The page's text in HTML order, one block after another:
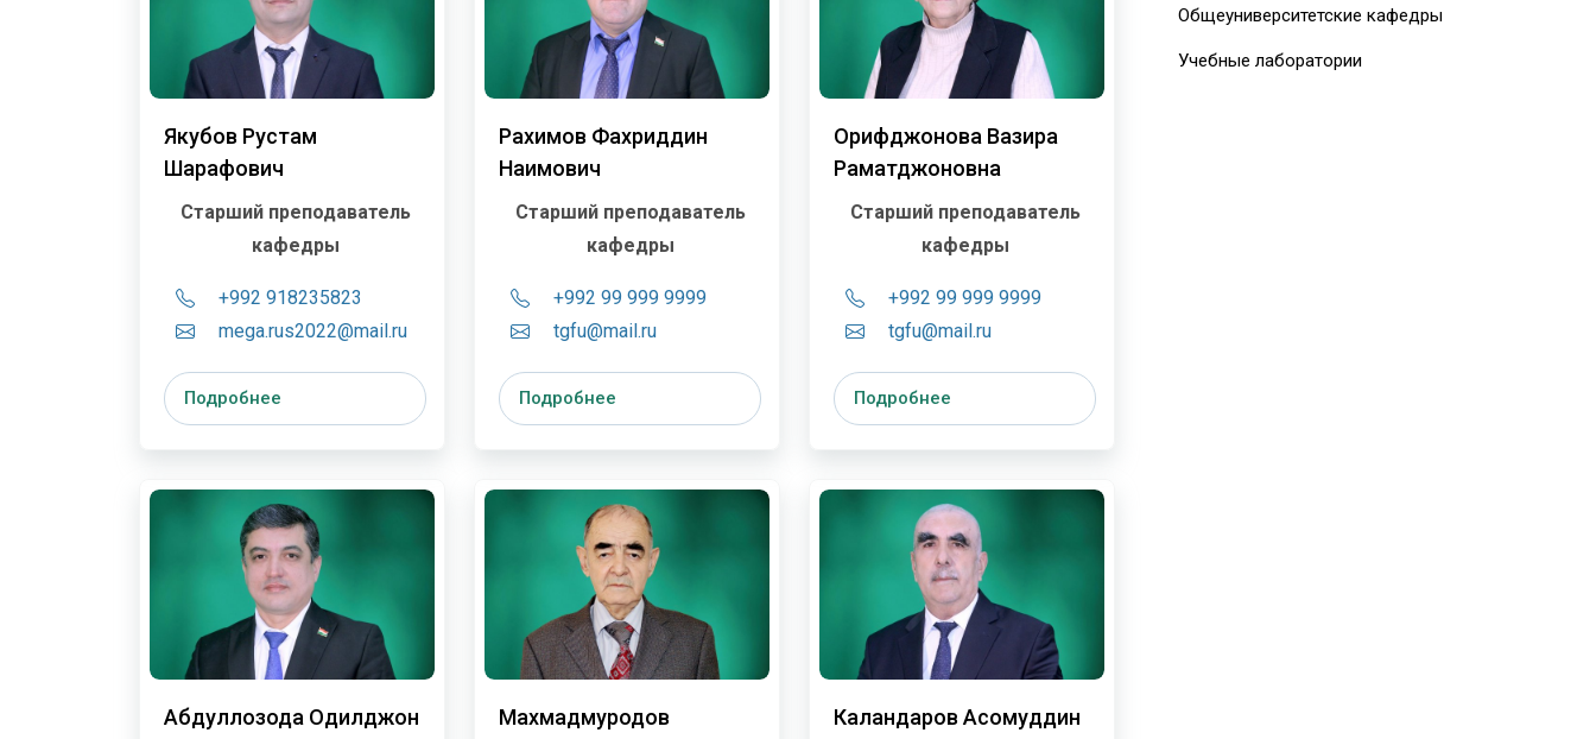
Якубов Рустам
Шарафович
Старший преподаватель
кафедры
+992 918235823
mega.rus2022@mail.ru
Подробнее
Рахимов Фахриддин
Наимович
Старший преподаватель
кафедры
+992 99 999 9999
tgfu@mail.ru
Подробнее
Орифджонова Вазира
Раҳматджоновна
Старший преподаватель
кафедры
+992 99 999 9999
tgfu@mail.ru
Подробнее
Абдуллозода Одилджон
Махмадмуродов
Каландаров Асомуддин
Общеуниверситетские кафедры
Учебные лаборатории